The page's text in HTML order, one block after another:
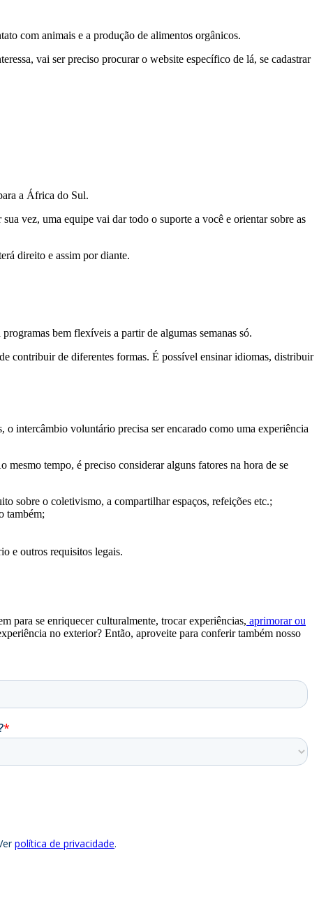
com animais e a produção de alimentos orgânicos.
vai ser preciso procurar o website específico de lá, se cadastrar
a África do Sul.
vez, uma equipe vai dar todo o suporte a você e orientar sobre as
direito e assim por diante.
bem flexíveis a partir de algumas semanas só.
contribuir de diferentes formas. É possível ensinar idiomas, distribuir
intercâmbio voluntário precisa ser encarado como uma experiência
tempo, é preciso considerar alguns fatores na hora de se
sobre o coletivismo, a compartilhar espaços, refeições etc.;
também;
e outros requisitos legais.
para se enriquecer culturalmente, trocar experiências, aprimorar ou
no exterior? Então, aproveite para conferir também nosso